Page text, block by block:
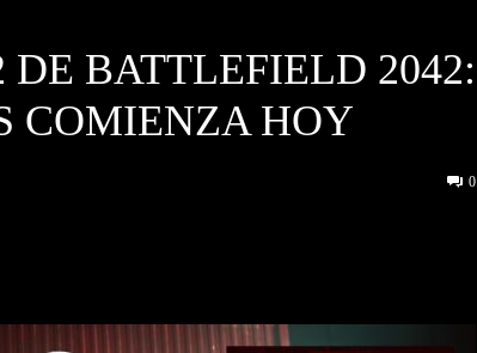
BATTLEFIELD 2042:
COMIENZA HOY
0